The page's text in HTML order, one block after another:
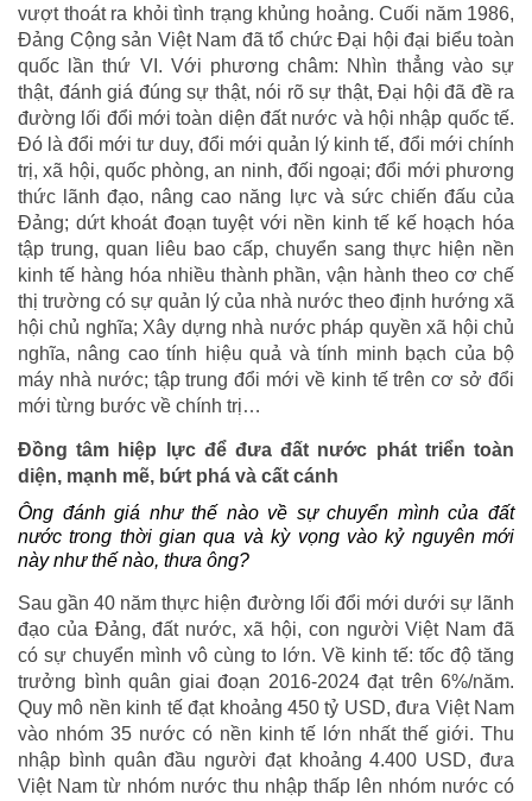
vượt thoát ra khỏi tình trạng khủng hoảng. Cuối năm 1986,
Đảng Cộng sản Việt Nam đã tổ chức Đại hội đại biểu toàn
quốc lần thứ VI. Với phương châm: Nhìn thẳng vào sự
thật, đánh giá đúng sự thật, nói rõ sự thật, Đại hội đã đề ra
đường lối đổi mới toàn diện đất nước và hội nhập quốc tế.
Đó là đổi mới tư duy, đổi mới quản lý kinh tế, đổi mới chính
trị, xã hội, quốc phòng, an ninh, đối ngoại; đổi mới phương
thức lãnh đạo, nâng cao năng lực và sức chiến đấu của
Đảng; dứt khoát đoạn tuyệt với nền kinh tế kế hoạch hóa
tập trung, quan liêu bao cấp, chuyển sang thực hiện nền
kinh tế hàng hóa nhiều thành phần, vận hành theo cơ chế
thị trường có sự quản lý của nhà nước theo định hướng xã
hội chủ nghĩa; Xây dựng nhà nước pháp quyền xã hội chủ
nghĩa, nâng cao tính hiệu quả và tính minh bạch của bộ
máy nhà nước; tập trung đổi mới về kinh tế trên cơ sở đổi
mới từng bước về chính trị…
Đồng tâm hiệp lực để đưa đất nước phát triển toàn
diện, mạnh mẽ, bứt phá và cất cánh
Ông đánh giá như thế nào về sự chuyển mình của đất
nước trong thời gian qua và kỳ vọng vào kỷ nguyên mới
này như thế nào, thưa ông?
Sau gần 40 năm thực hiện đường lối đổi mới dưới sự lãnh
đạo của Đảng, đất nước, xã hội, con người Việt Nam đã
có sự chuyển mình vô cùng to lớn. Về kinh tế: tốc độ tăng
trưởng bình quân giai đoạn 2016-2024 đạt trên 6%/năm.
Quy mô nền kinh tế đạt khoảng 450 tỷ USD, đưa Việt Nam
vào nhóm 35 nước có nền kinh tế lớn nhất thế giới. Thu
nhập bình quân đầu người đạt khoảng 4.400 USD, đưa
Việt Nam từ nhóm nước thu nhập thấp lên nhóm nước có